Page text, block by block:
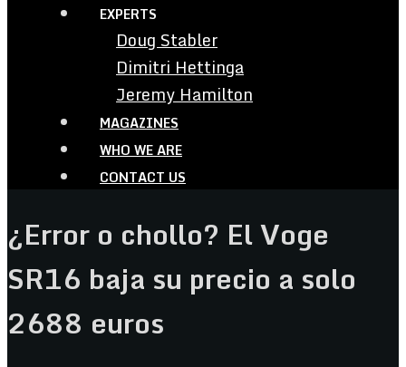
EXPERTS
Doug Stabler
Dimitri Hettinga
Jeremy Hamilton
MAGAZINES
WHO WE ARE
CONTACT US
¿Error o chollo? El Voge
SR16 baja su precio a solo
2688 euros